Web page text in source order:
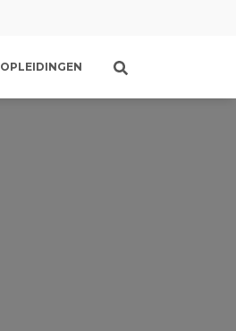
OPLEIDINGEN